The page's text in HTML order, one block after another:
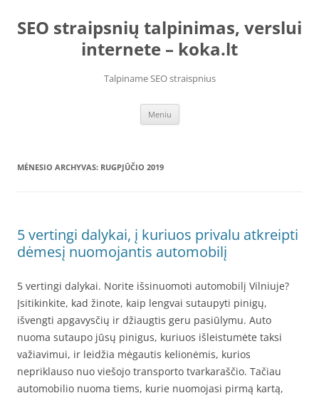
turinio
SEO straipsnių talpinimas, verslui
internete – koka.lt
Talpiname SEO straispnius
Meniu
MĖNESIO ARCHYVAS: RUGPJŪČIO 2019
5 vertingi dalykai, į kuriuos privalu atkreipti
dėmesį nuomojantis automobilį
5 vertingi dalykai. Norite išsinuomoti automobilį Vilniuje?
Įsitikinkite, kad žinote, kaip lengvai sutaupyti pinigų,
išvengti apgavysčių ir džiaugtis geru pasiūlymu. Auto
nuoma sutaupo jūsų pinigus, kuriuos išleistumėte taksi
važiavimui, ir leidžia mėgautis kelionėmis, kurios
nepriklauso nuo viešojo transporto tvarkaraščio. Tačiau
automobilio nuoma tiems, kurie nuomojasi pirmą kartą,